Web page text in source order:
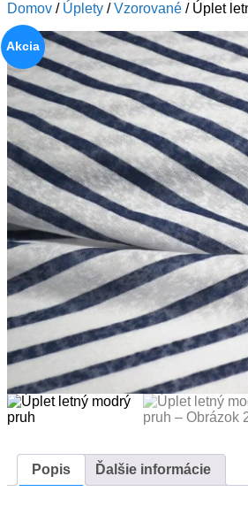
Domov / Úplety /Vzorované / Úplet
Akcia
Popis Ďalšie informácie